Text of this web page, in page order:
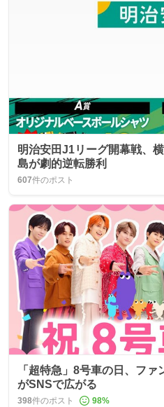
明治安田J1リーグ開幕戦、
島が劇的逆転勝利
607件のポスト
「超特急」8号車の日、フ
がSNSで広がる
398件のポスト 98%